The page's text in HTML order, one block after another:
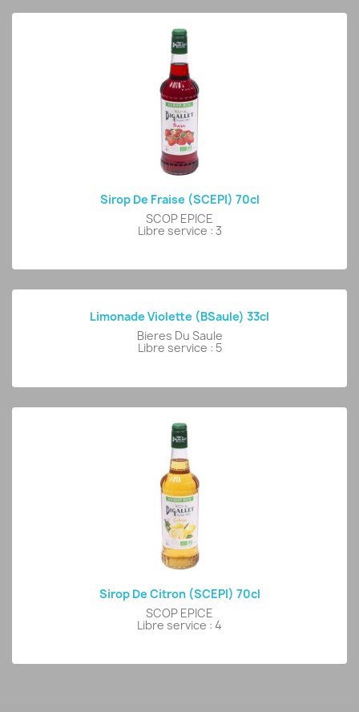
Sirop De Fraise (SCEPI) 70cl
SCOP EPICE
Libre service : 3
Limonade Violette (BSaule) 33cl
Bieres Du Saule
Libre service : 5
Sirop De Citron (SCEPI) 70cl
SCOP EPICE
Libre service : 4